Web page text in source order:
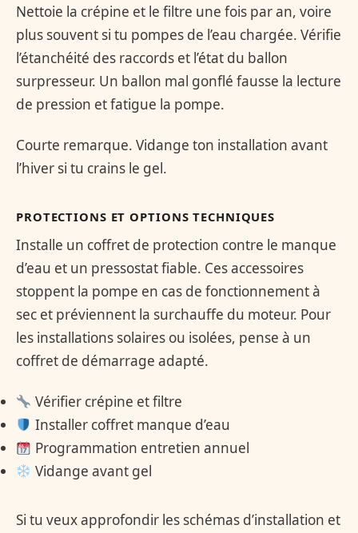
Nettoie la crépine et le filtre une fois par an, voire
plus souvent si tu pompes de l’eau chargée. Vérifie
l’étanchéité des raccords et l’état du ballon
surpresseur. Un ballon mal gonflé fausse la lecture
de pression et fatigue la pompe.
Courte remarque. Vidange ton installation avant
l’hiver si tu crains le gel.
PROTECTIONS ET OPTIONS TECHNIQUES
Installe un coffret de protection contre le manque
d’eau et un pressostat fiable. Ces accessoires
stoppent la pompe en cas de fonctionnement à
sec et préviennent la surchauffe du moteur. Pour
les installations solaires ou isolées, pense à un
coffret de démarrage adapté.
Vérifier crépine et filtre
Installer coffret manque d’eau
Programmation entretien annuel
Vidange avant gel
Si tu veux approfondir les schémas d’installation et